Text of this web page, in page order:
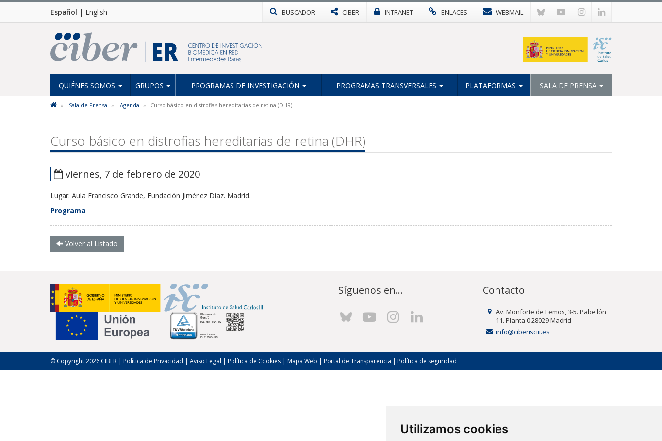
Utilizamos cookies
Español | English BUSCADOR CIBER INTRANET ENLACES WEBMAIL
QUIÉNES SOMOS GRUPOS PROGRAMAS DE INVESTIGACIÓN PROGRAMAS TRANSVERSALES PLATAFORMAS SALA DE PRENSA
Sala de Prensa Agenda Curso básico en distrofias hereditarias de retina (DHR)
Curso básico en distrofias hereditarias de retina (DHR)
viernes, 7 de febrero de 2020
Lugar: Aula Francisco Grande, Fundación Jiménez Díaz. Madrid.
Programa
Volver al Listado
Síguenos en... Contacto
Av. Monforte de Lemos, 3-5. Pabellón
11. Planta 0 28029 Madrid
info@ciberisciii.es
© Copyright 2026 CIBER | Política de Privacidad | Aviso Legal | Política de Cookies | Mapa Web | Portal de Transparencia | Política de seguridad